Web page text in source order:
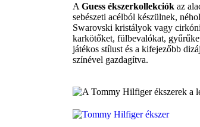
A Guess ékszerkollekciók az
sebészeti acélból készülnek,
Swarovski kristályok vagy
karkötőket, fülbevalókat,
játékos stílust és a kifejezőbb
színével gazdagítva.